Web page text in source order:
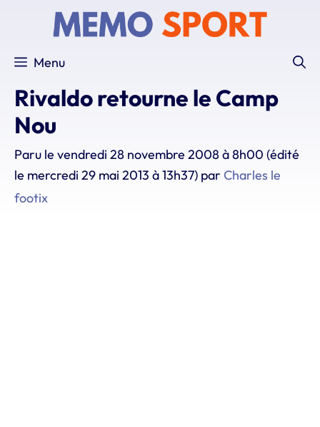
Menu
Rivaldo retourne le Camp
Nou
Paru le vendredi 28 novembre 2008 à 8h00 (édité
le mercredi 29 mai 2013 à 13h37) par Charles le
footix